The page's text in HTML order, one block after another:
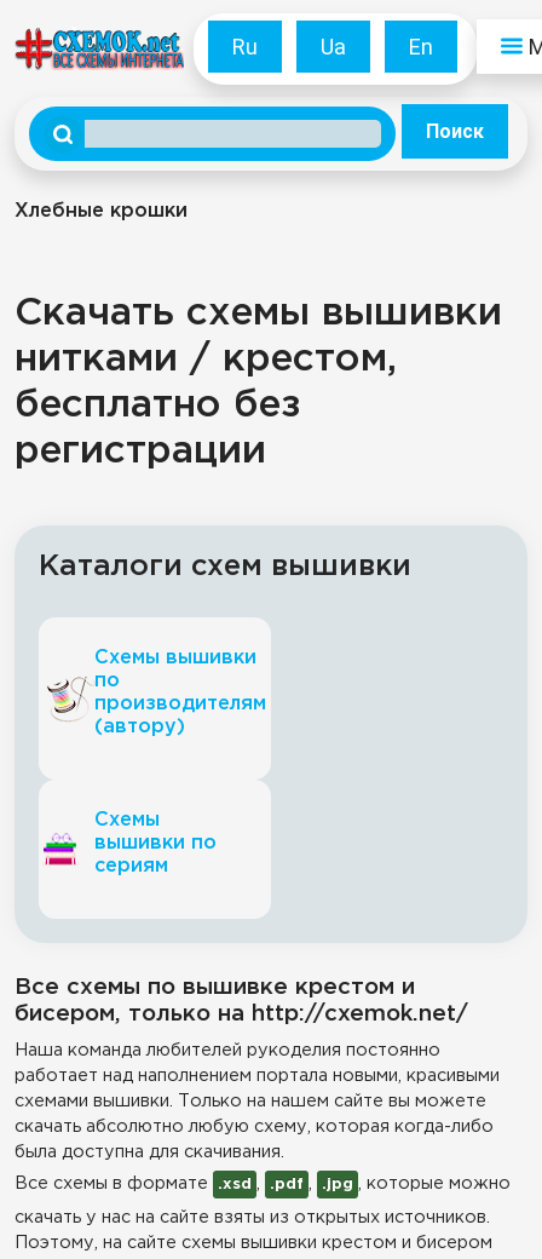
Ru Ua En
Поиск
Хлебные крошки
Скачать схемы вышивки
нитками / крестом,
бесплатно без
регистрации
Каталоги схем вышивки
Схемы вышивки
по
производителям
(автору)
Схемы
вышивки по
сериям
Все схемы по вышивке крестом и
бисером, только на http://cxemok.net/
Наша команда любителей рукоделия постоянно
работает над наполнением портала новыми, красивыми
схемами вышивки. Только на нашем сайте вы можете
скачать абсолютно любую схему, которая когда-либо
была доступна для скачивания.
Все схемы в формате
.xsd .pdf .jpg , которые можно
скачать у нас на сайте взяты из открытых источников.
Поэтому, на сайте схемы вышивки крестом и бисером